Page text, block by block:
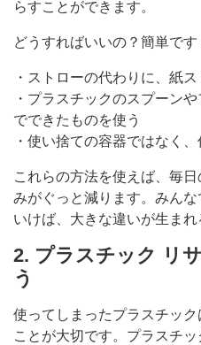
らすことができます。
どうすればいいの？簡単です
・ストローの代わりに、紙
・プラスチックのスプーン
でできたものを使う
・使い捨ての容器ではなく
これらの方法を使えば、毎
みがぐっと減ります。みん
いけば、大きな違いが生まれ
2. プラスチック リ
う
使ってしまったプラスチッ
ことが大切です。プラスチ